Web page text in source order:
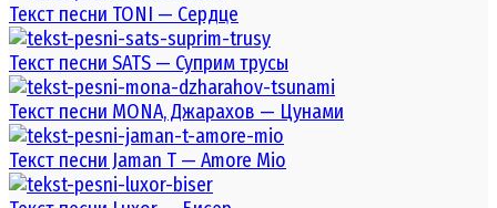
Текст песни TONI — Сердце
Текст песни SATS — Суприм трусы
Текст песни MONA, Джарахов — Цунами
Текст песни Jaman T — Amore Mio